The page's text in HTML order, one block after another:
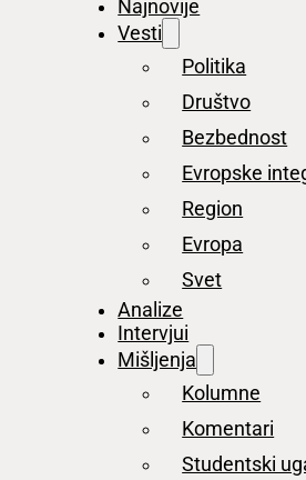
Najnovije
Vesti
Politika
Društvo
Bezbednost
Evropske
Region
Evropa
Svet
Analize
Intervjui
Mišljenja
Kolumne
Komentari
Studentski